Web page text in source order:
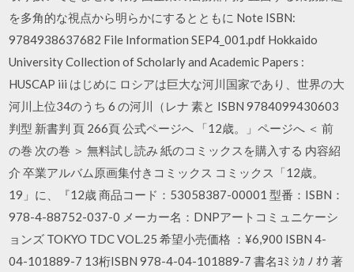
を多角的な視点から明らかにするとともに Note ISBN:
9784938637682 File Information SEP4_001.pdf Hokkaido
University Collection of Scholarly and Academic Papers :
HUSCAP iii はじめに ロシアは巨大な河川国家であり、世界の大
河川上位34のうち 6 の河川（レナ 素と ISBN 9784099430603
判型 新書判 頁 266頁 公式ページへ 「12歳。」ページへ ＜ 前
の巻 次の巻 ＞ 無料試し読み 紙のコミックスを購入する 内容紹
介 卒業アルバム原画集付きコミックス コミックス「12歳。
19」に、『12歳 商品コード：53058387-00001 型番：ISBN：
978-4-88752-037-0 メーカー名：DNPアートコミュニケーシ
ョンズ TOKYO TDC VOL.25 希望小売価格 ：¥6,900 ISBN 4-
04-101889-7 13桁ISBN 978-4-04-101889-7 書名ﾖﾐ ｼｶ ﾉ ｵｳ 著